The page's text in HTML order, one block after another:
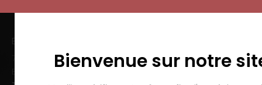
Bienvenue sur notre
EMMANUEL NASTI
7 avenue Pierre Pflimlin – ZAC Espale